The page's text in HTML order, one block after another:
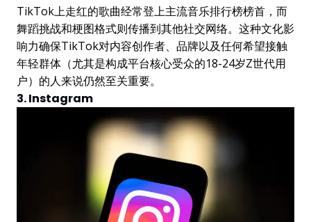
TikTok上走红的歌曲经常登上主流音乐排行榜榜首，而
舞蹈挑战和梗图格式则传播到其他社交网络。这种文化影
响力确保TikTok对内容创作者、品牌以及任何希望接触
年轻群体（尤其是构成平台核心受众的18-24岁Z世代用
户）的人来说仍然至关重要。
3. Instagram